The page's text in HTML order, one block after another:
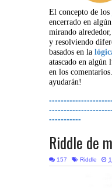
El concepto de los
encerrado en
mirando
y resolviendo
basados en la
atascado en algún
en los
ayudarán!
-----------
Riddle de
157 Riddle